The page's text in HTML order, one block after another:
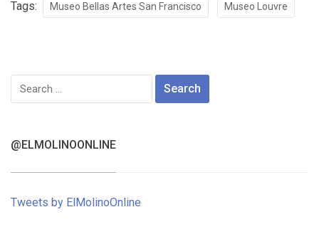
Tags: Museo Bellas Artes San Francisco Museo Louvre
Search
for:
@ELMOLINOONLINE
Tweets by ElMolinoOnline